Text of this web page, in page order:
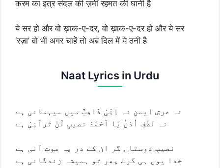
करम का इत्र संदल की ज़मीं रहमत की घानी है
ये सर हो और वो ख़ाक-ए-दर, वो ख़ाक-ए-दर हो और ये सर
‘रज़ा’ वो भी अगर चाहें तो अब दिल में ये ठनी है
Naat Lyrics in Urdu
نہ عرشِ ایمن نہ اِنِّیْ ذَاھِبٌ میں میہمانی ہے
نہ لطفِ اُدْنُ یَا اَحْمَدْ نصیبِ لَنْ تَراَنِیْ ہے
نصیبِ دوستاں گر ان کے در پہ موت آنی ہے
خدا یوں ہی کرے پھر تو ہمیشہ زندگانی ہے